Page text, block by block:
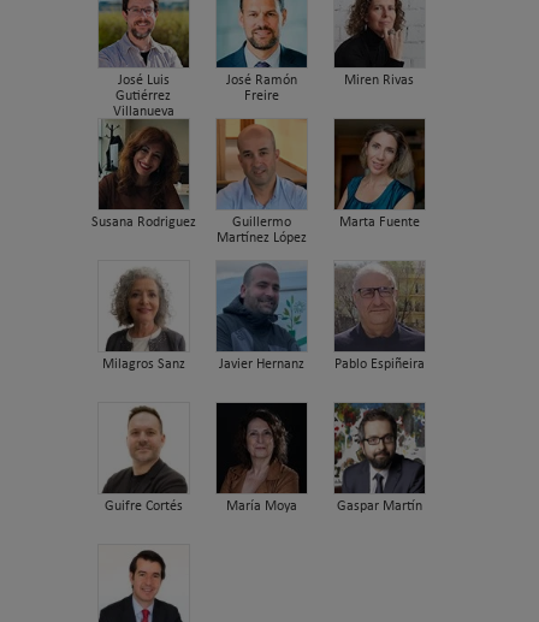
José Luis
Gutiérrez
Villanueva
José Ramón
Freire
Miren Rivas
Susana Rodriguez
Guillermo
Martínez López
Marta Fuente
Milagros Sanz Javier Hernanz Pablo Espiñeira
Guifre Cortés María Moya Gaspar Martín